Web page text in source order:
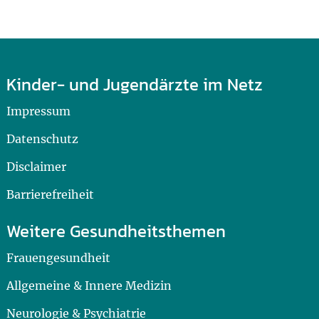
Kinder- und Jugendärzte im Netz
Impressum
Datenschutz
Disclaimer
Barrierefreiheit
Weitere Gesundheitsthemen
Frauengesundheit
Allgemeine & Innere Medizin
Neurologie & Psychiatrie